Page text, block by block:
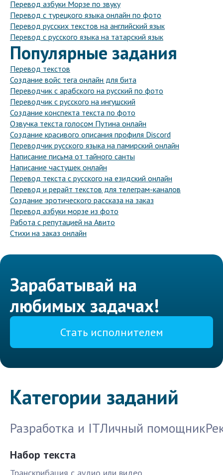
Перевод азбуки Морзе по звуку
Перевод с турецкого языка онлайн по фото
Перевод русских текстов на английский язык
Перевод с русского языка на татарский язык
Популярные задания
Перевод текстов
Создание войс тега онлайн для бита
Переводчик с арабского на русский по фото
Переводчик с русского на ингушский
Создание конспекта текста по фото
Озвучка текста голосом Путина онлайн
Создание красивого описания профиля Discord
Переводчик русского языка на памирский онлайн
Написание письма от тайного санты
Написание частушек онлайн
Перевод текста с русского на езидский онлайн
Перевод и рерайт текстов для телеграм-каналов
Создание эротического рассказа на заказ
Перевод азбуки морзе из фото
Работа с репутацией на Авито
Стихи на заказ онлайн
Зарабатывай на
любимых задачах!
Стать исполнителем
Категории заданий
Разработка и ITЛичный помощник
Набор текста